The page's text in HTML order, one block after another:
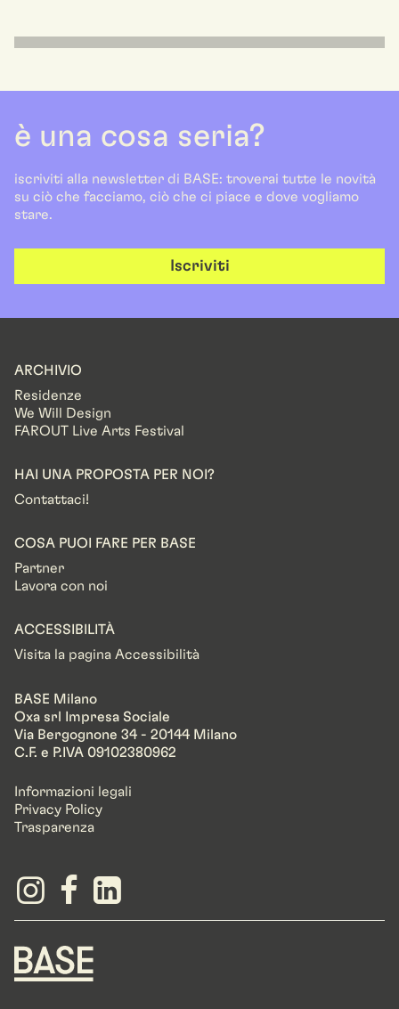
è una cosa seria?
iscriviti alla newsletter di BASE: troverai tutte le novità
su ciò che facciamo, ciò che ci piace e dove vogliamo
stare.
Iscriviti
ARCHIVIO
Residenze
We Will Design
FAROUT Live Arts Festival
HAI UNA PROPOSTA PER NOI?
Contattaci!
COSA PUOI FARE PER BASE
Partner
Lavora con noi
ACCESSIBILITÀ
Visita la pagina Accessibilità
BASE Milano
Oxa srl Impresa Sociale
Via Bergognone 34 - 20144 Milano
C.F. e P.IVA 09102380962
Informazioni legali
Privacy Policy
Trasparenza